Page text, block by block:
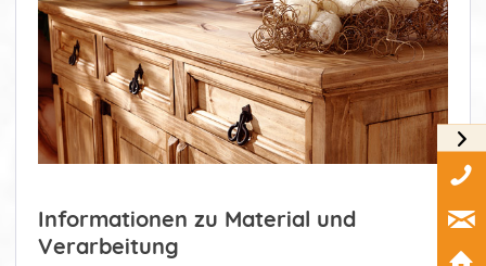
Informationen zu Material und
Verarbeitung